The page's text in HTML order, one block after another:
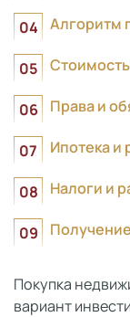
Алгоритм
Стоимость
Права и
Ипотека и
Налоги и
Покупка
вариант